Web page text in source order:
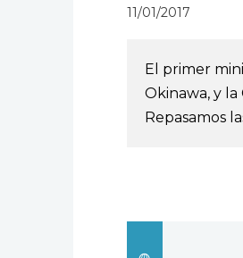
11/01/2017
El primer
Okinawa, y
Repasamos